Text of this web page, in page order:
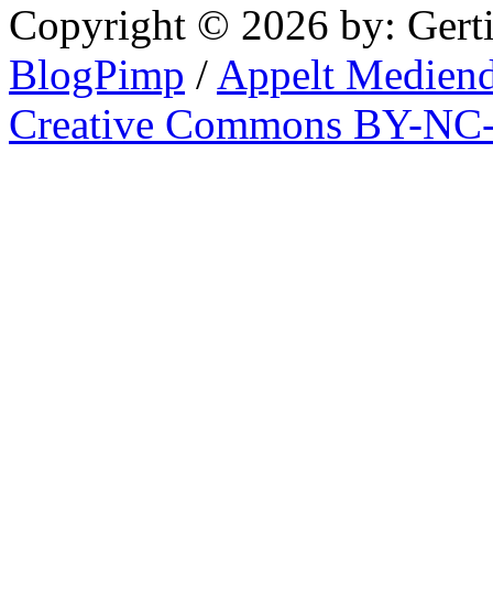
Copyright © 2026 by:
BlogPimp / Appelt
Creative Commons BY-